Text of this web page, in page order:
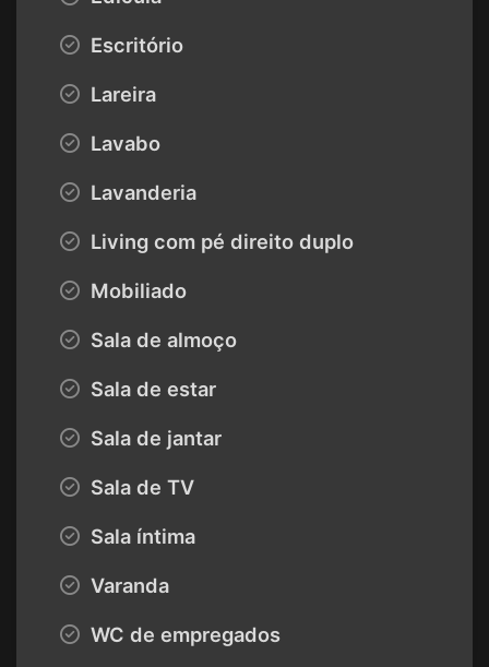
Escritório
Lareira
Lavabo
Lavanderia
Living com pé direito duplo
Mobiliado
Sala de almoço
Sala de estar
Sala de jantar
Sala de TV
Sala íntima
Varanda
WC de empregados